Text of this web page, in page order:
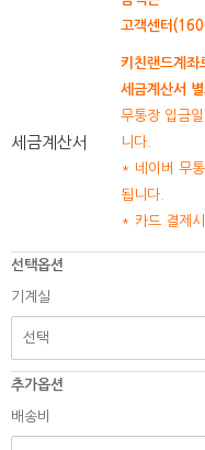
고객센터
세금계산서
키친랜드계좌
세금계산서
무통장 입금
니다.
* 네이버 무
됩니다.
* 카드 결제
선택옵션
기계실
추가옵션
배송비